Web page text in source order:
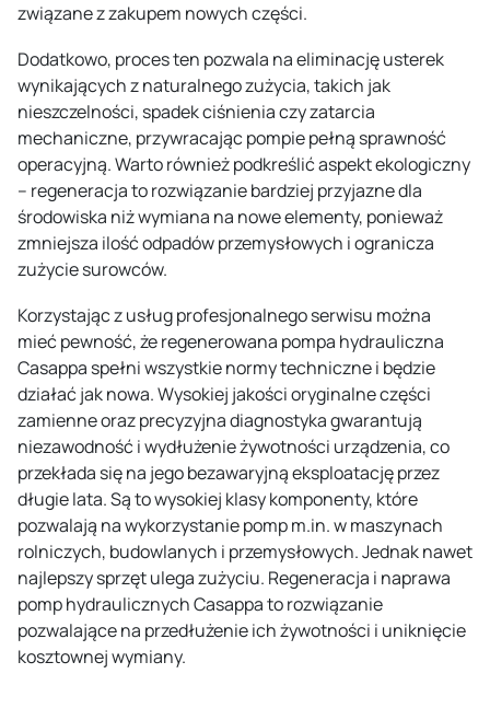
związane z zakupem nowych części.
Dodatkowo, proces ten pozwala na eliminację usterek
wynikających z naturalnego zużycia, takich jak
nieszczelności, spadek ciśnienia czy zatarcia
mechaniczne, przywracając pompie pełną sprawność
operacyjną. Warto również podkreślić aspekt ekologiczny
– regeneracja to rozwiązanie bardziej przyjazne dla
środowiska niż wymiana na nowe elementy, ponieważ
zmniejsza ilość odpadów przemysłowych i ogranicza
zużycie surowców.
Korzystając z usług profesjonalnego serwisu można
mieć pewność, że regenerowana pompa hydrauliczna
Casappa spełni wszystkie normy techniczne i będzie
działać jak nowa. Wysokiej jakości oryginalne części
zamienne oraz precyzyjna diagnostyka gwarantują
niezawodność i wydłużenie żywotności urządzenia, co
przekłada się na jego bezawaryjną eksploatację przez
długie lata. Są to wysokiej klasy komponenty, które
pozwalają na wykorzystanie pomp m.in. w maszynach
rolniczych, budowlanych i przemysłowych. Jednak nawet
najlepszy sprzęt ulega zużyciu. Regeneracja i naprawa
pomp hydraulicznych Casappa to rozwiązanie
pozwalające na przedłużenie ich żywotności i uniknięcie
kosztownej wymiany.